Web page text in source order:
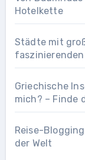
Hotelkette
Städte mit
Griechische
mich? – Finde
Reise-
der Welt